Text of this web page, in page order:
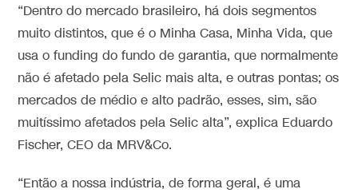
“Dentro do mercado brasileiro, há dois segmentos
muito distintos, que é o Minha Casa, Minha Vida, que
usa o funding do fundo de garantia, que normalmente
não é afetado pela Selic mais alta, e outras pontas; os
mercados de médio e alto padrão, esses, sim, são
muitíssimo afetados pela Selic alta”, explica Eduardo
Fischer, CEO da MRV&Co.
“Então a nossa indústria, de forma geral, é uma